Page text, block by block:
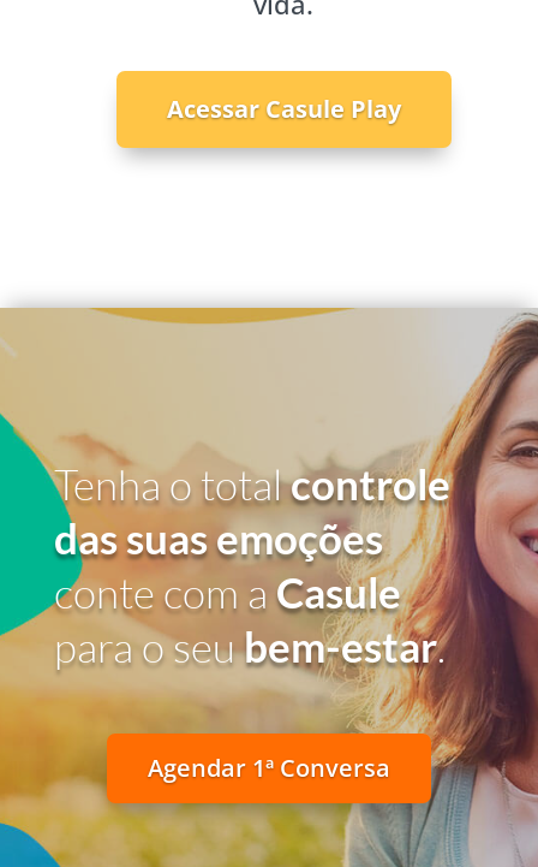
Acessar Casule Play
Tenha o totalcontrole
das suas emoções
conte com a Casule
para o seubem-estar.
Agendar 1ª Conversa